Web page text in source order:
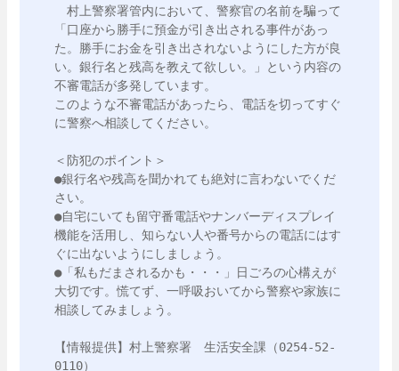
村上警察署管内において、警察官の名前を騙って
「口座から勝手に預金が引き出される事件があっ
た。勝手にお金を引き出されないようにした方が良
い。銀行名と残高を教えて欲しい。」という内容の
不審電話が多発しています。
このような不審電話があったら、電話を切ってすぐ
に警察へ相談してください。
＜防犯のポイント＞
●銀行名や残高を聞かれても絶対に言わないでくだ
さい。
●自宅にいても留守番電話やナンバーディスプレイ
機能を活用し、知らない人や番号からの電話にはす
ぐに出ないようにしましょう。
●「私もだまされるかも・・・」日ごろの心構えが
大切です。慌てず、一呼吸おいてから警察や家族に
相談してみましょう。
【情報提供】村上警察署　生活安全課（0254-52-
0110）